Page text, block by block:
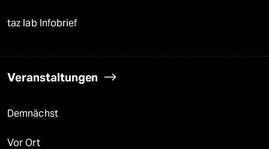
taz lab Infobrief
Veranstaltungen
Demnächst
Vor Ort